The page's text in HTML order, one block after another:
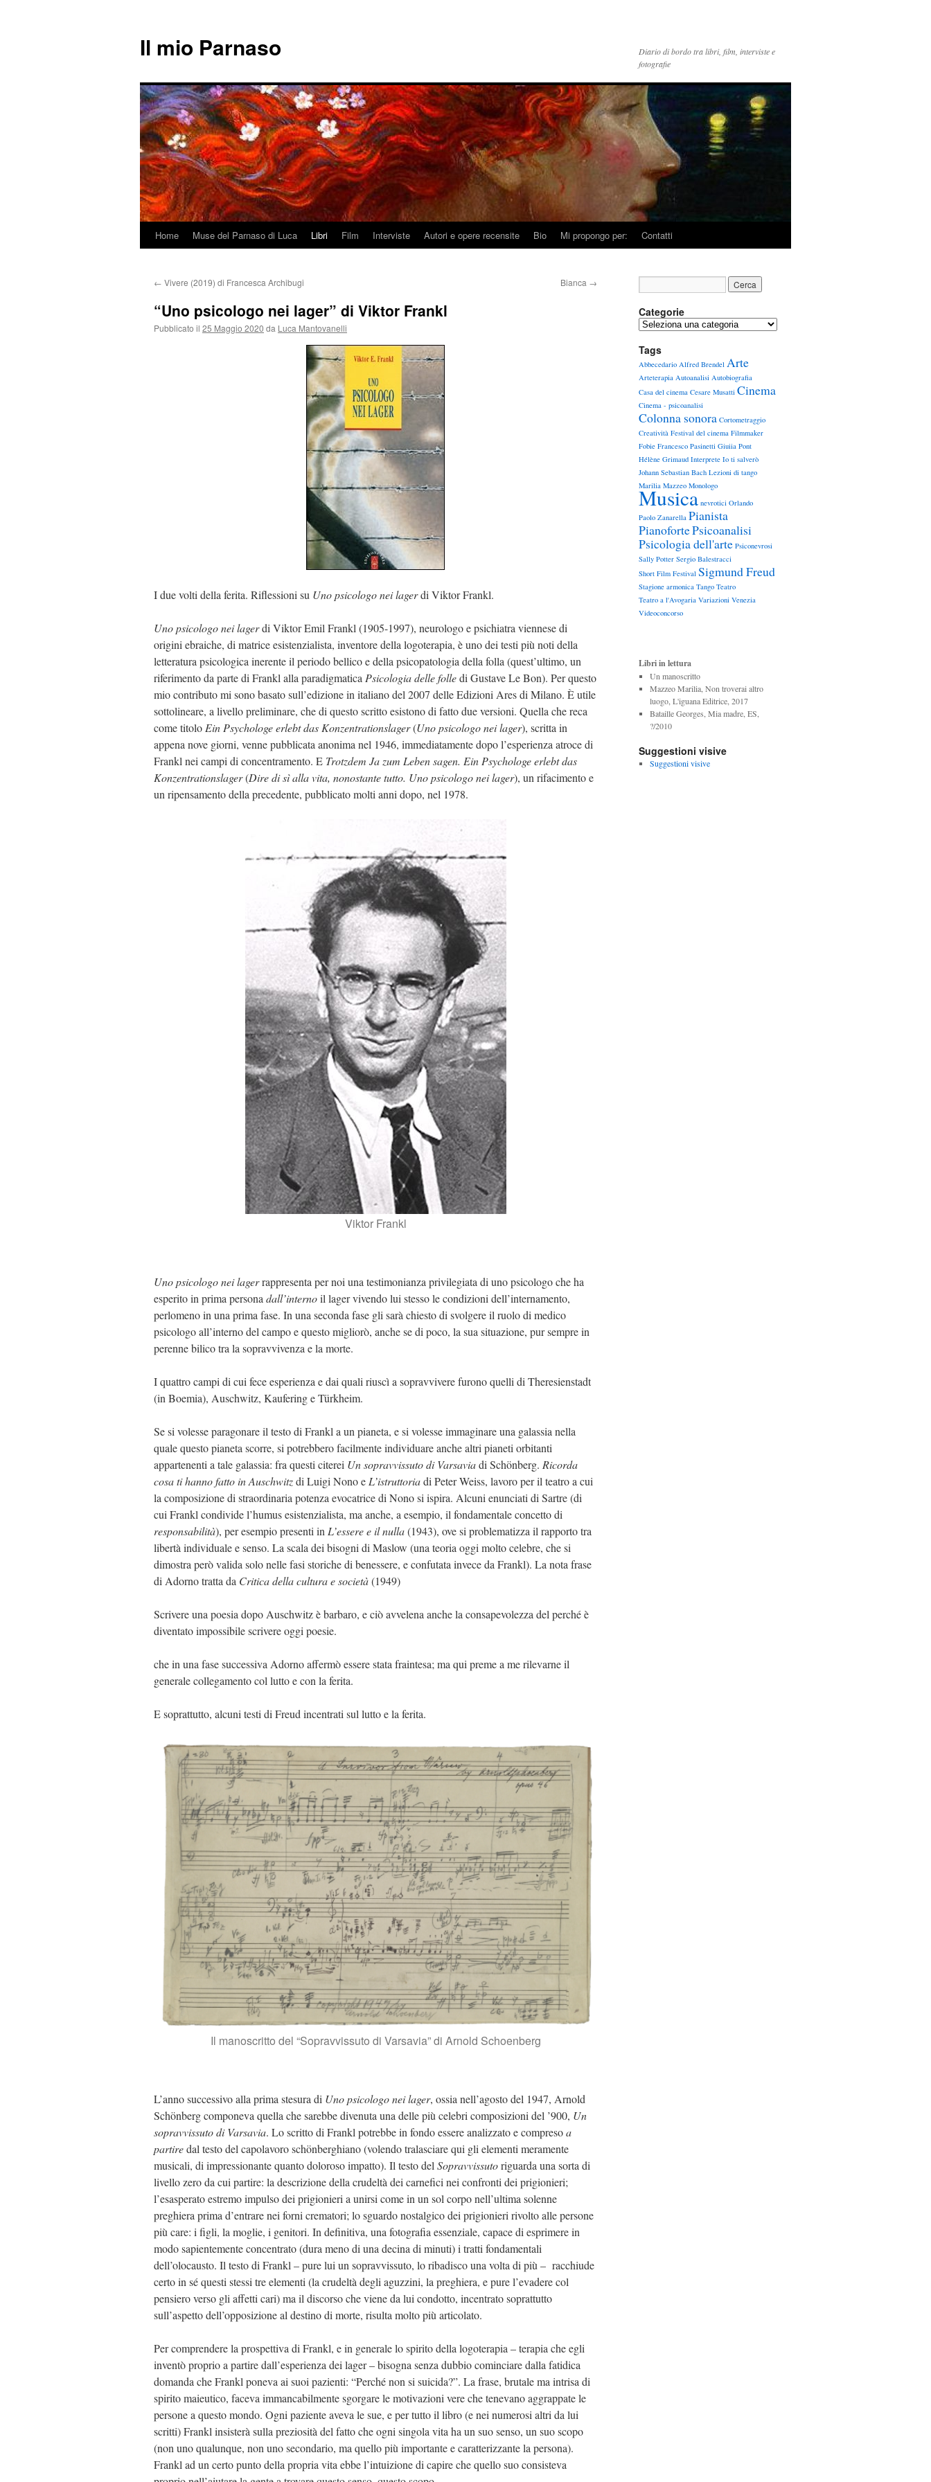
Il mio Parnaso
Diario di bordo tra libri, film, interviste e
fotografie
Vai
contenuto
Home Muse del Parnaso di Luca Libri Film Interviste Autori e opere recensite Bio Mi propongo per: Contatti
← Vivere (2019) di Francesca Archibugi Bianca →
“Uno psicologo nei lager” di Viktor Frankl
Pubblicato il 25 Maggio 2020 da Luca Mantovanelli
I due volti della ferita. Riflessioni su Uno psicologo nei lagerdi Viktor Frankl.
Uno psicologo nei lagerdi Viktor Emil Frankl (1905-1997), neurologo e psichiatra viennese di
origini ebraiche, di matrice esistenzialista, inventore della logoterapia, è uno dei testi più noti della
letteratura psicologica inerente il periodo bellico e della psicopatologia della folla (quest’ultimo, un
riferimento da parte di Frankl alla paradigmatica Psicologia delle folledi Gustave Le Bon). Per questo
mio contributo mi sono basato sull’edizione in italiano del 2007 delle Edizioni Ares di Milano. È utile
sottolineare, a livello preliminare, che di questo scritto esistono di fatto due versioni. Quella che reca
come titolo Ein Psychologe erlebt das Konzentrationslager(Uno psicologo nei lager), scritta in
appena nove giorni, venne pubblicata anonima nel 1946, immediatamente dopo l’esperienza atroce di
Frankl nei campi di concentramento. E Trotzdem Ja zum Leben sagen. Ein Psychologe erlebt das
Konzentrationslager(Dire di sì alla vita, nonostante tutto. Uno psicologo nei lager), un rifacimento e
un ripensamento della precedente, pubblicato molti anni dopo, nel 1978.
Viktor Frankl
Uno psicologo nei lagerrappresenta per noi una testimonianza privilegiata di uno psicologo che ha
esperito in prima persona dall’internoil lager vivendo lui stesso le condizioni dell’internamento,
perlomeno in una prima fase. In una seconda fase gli sarà chiesto di svolgere il ruolo di medico
psicologo all’interno del campo e questo migliorò, anche se di poco, la sua situazione, pur sempre in
perenne bilico tra la sopravvivenza e la morte.
I quattro campi di cui fece esperienza e dai quali riuscì a sopravvivere furono quelli di Theresienstadt
(in Boemia), Auschwitz, Kaufering e Türkheim.
Se si volesse paragonare il testo di Frankl a un pianeta, e si volesse immaginare una galassia nella
quale questo pianeta scorre, si potrebbero facilmente individuare anche altri pianeti orbitanti
appartenenti a tale galassia: fra questi citerei Un sopravvissuto di Varsaviadi Schönberg. Ricorda
cosa ti hanno fatto in Auschwitzdi Luigi Nono e L’istruttoriadi Peter Weiss, lavoro per il teatro a cui
la composizione di straordinaria potenza evocatrice di Nono si ispira. Alcuni enunciati di Sartre (di
cui Frankl condivide l’humus esistenzialista, ma anche, a esempio, il fondamentale concetto di
responsabilità), per esempio presenti in L’essere e il nulla(1943), ove si problematizza il rapporto tra
libertà individuale e senso. La scala dei bisogni di Maslow (una teoria oggi molto celebre, che si
dimostra però valida solo nelle fasi storiche di benessere, e confutata invece da Frankl). La nota frase
di Adorno tratta da Critica della cultura e società(1949)
Scrivere una poesia dopo Auschwitz è barbaro, e ciò avvelena anche la consapevolezza del perché è
diventato impossibile scrivere oggi poesie.
che in una fase successiva Adorno affermò essere stata fraintesa; ma qui preme a me rilevarne il
generale collegamento col lutto e con la ferita.
E soprattutto, alcuni testi di Freud incentrati sul lutto e la ferita.
Il manoscritto del “Sopravvissuto di Varsavia” di Arnold Schoenberg
L’anno successivo alla prima stesura di Uno psicologo nei lager, ossia nell’agosto del 1947, Arnold
Schönberg componeva quella che sarebbe divenuta una delle più celebri composizioni del ’900, Un
sopravvissuto di Varsavia. Lo scritto di Frankl potrebbe in fondo essere analizzato e compresoa
partiredal testo del capolavoro schönberghiano (volendo tralasciare qui gli elementi meramente
musicali, di impressionante quanto doloroso impatto). Il testo del Sopravvissutoriguarda una sorta di
livello zero da cui partire: la descrizione della crudeltà dei carnefici nei confronti dei prigionieri;
l’esasperato estremo impulso dei prigionieri a unirsi come in un sol corpo nell’ultima solenne
preghiera prima d’entrare nei forni crematori; lo sguardo nostalgico dei prigionieri rivolto alle persone
più care: i figli, la moglie, i genitori. In definitiva, una fotografia essenziale, capace di esprimere in
modo sapientemente concentrato (dura meno di una decina di minuti) i tratti fondamentali
dell’olocausto. Il testo di Frankl – pure lui un sopravvissuto, lo ribadisco una volta di più – racchiude
certo in sé questi stessi tre elementi (la crudeltà degli aguzzini, la preghiera, e pure l’evadere col
pensiero verso gli affetti cari) ma il discorso che viene da lui condotto, incentrato soprattutto
sull’aspetto dell’opposizione al destino di morte, risulta molto più articolato.
Per comprendere la prospettiva di Frankl, e in generale lo spirito della logoterapia – terapia che egli
inventò proprio a partire dall’esperienza dei lager – bisogna senza dubbio cominciare dalla fatidica
domanda che Frankl poneva ai suoi pazienti: “Perché non si suicida?”. La frase, brutale ma intrisa di
spirito maieutico, faceva immancabilmente sgorgare le motivazioni vere che tenevano aggrappate le
persone a questo mondo. Ogni paziente aveva le sue, e per tutto il libro (e nei numerosi altri da lui
scritti) Frankl insisterà sulla preziosità del fatto che ogni singola vita ha un suo senso, un suo scopo
(non uno qualunque, non uno secondario, ma quello più importante e caratterizzante la persona).
Frankl ad un certo punto della propria vita ebbe l’intuizione di capire che quello suo consisteva
Categorie
Categorie
Tags
Abbecedario Alfred Brendel Arte
Arteterapia Autoanalisi Autobiografia
Casa del cinema Cesare Musatti Cinema
Cinema - psicoanalisi
Colonna sonora Cortometraggio
Creatività Festival del cinema Filmmaker
Fobie Francesco Pasinetti Giuiia Pont
Hélène Grimaud Interprete Io ti salverò
Johann Sebastian Bach Lezioni di tango
Marilia Mazzeo Monologo
Musica nevrotici Orlando
Paolo Zanarella Pianista
PianofortePsicoanalisi
Psicologia dell'arte Psiconevrosi
Sally Potter Sergio Balestracci
Short Film Festival Sigmund Freud
Stagione armonica Tango Teatro
Teatro a l'Avogaria Variazioni Venezia
Videoconcorso
Libri in lettura
Un manoscritto
Mazzeo Marilia, Non troverai altro
luogo, L'iguana Editrice, 2017
Bataille Georges, Mia madre, ES,
?/2010
Suggestioni visive
Suggestioni visive